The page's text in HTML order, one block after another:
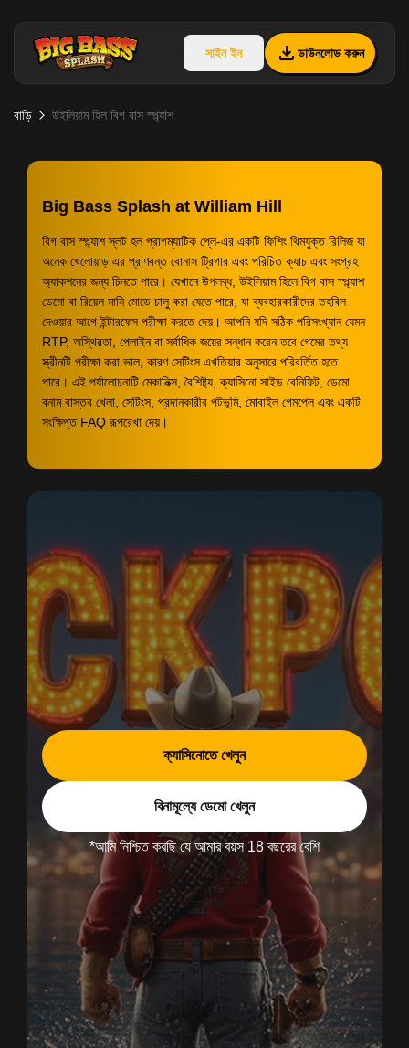
সাইন ইন ডাউনলোড করুন
বাড়ি উইলিয়াম হিল বিগ বাস স্প্ল্যাশ
Big Bass Splash at William Hill
বিগ বাস স্প্ল্যাশ স্লট হল প্রাগম্যাটিক প্লে-এর একটি ফিশিং থিমযুক্ত রিলিজ যা
অনেক খেলোয়াড় এর প্রাণবন্ত বোনাস ট্রিগার এবং পরিচিত ক্যাচ এবং সংগ্রহ
অ্যাকশনের জন্য চিনতে পারে। যেখানে উপলব্ধ, উইলিয়াম হিলে বিগ বাস স্প্ল্যাশ
ডেমো বা রিয়েল মানি মোডে চালু করা যেতে পারে, যা ব্যবহারকারীদের তহবিল
দেওয়ার আগে ইন্টারফেস পরীক্ষা করতে দেয়। আপনি যদি সঠিক পরিসংখ্যান যেমন
RTP, অস্থিরতা, পেলাইন বা সর্বাধিক জয়ের সন্ধান করেন তবে গেমের তথ্য
স্ক্রীনটি পরীক্ষা করা ভাল, কারণ সেটিংস এখতিয়ার অনুসারে পরিবর্তিত হতে
পারে। এই পর্যালোচনাটি মেকানিক্স, বৈশিষ্ট্য, ক্যাসিনো সাইড বেনিফিট, ডেমো
বনাম বাস্তব খেলা, সেটিংস, প্রদানকারীর পটভূমি, মোবাইল গেমপ্লে এবং একটি
সংক্ষিপ্ত FAQ রূপরেখা দেয়।
ক্যাসিনোতে খেলুন
বিনামূল্যে ডেমো খেলুন
*আমি নিশ্চিত করছি যে আমার বয়স 18 বছরের বেশি